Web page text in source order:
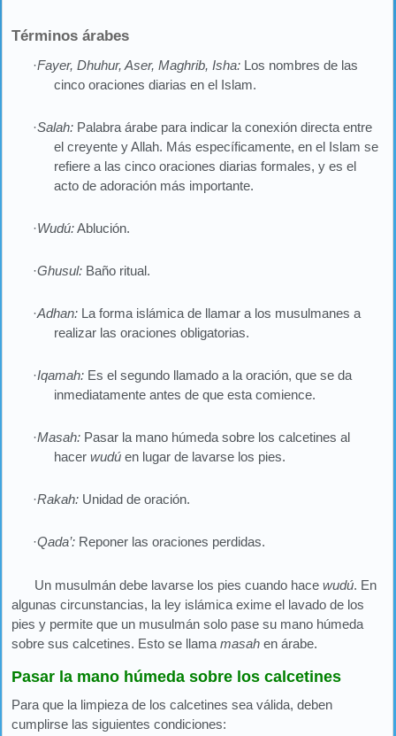
Términos árabes
·Fayer, Dhuhur, Aser, Maghrib, Isha: Los nombres de las
cinco oraciones diarias en el Islam.
·Salah: Palabra árabe para indicar la conexión directa entre
el creyente y Allah. Más específicamente, en el Islam se
refiere a las cinco oraciones diarias formales, y es el
acto de adoración más importante.
·Wudú:Ablución.
·Ghusul: Baño ritual.
·Adhan: La forma islámica de llamar a los musulmanes a
realizar las oraciones obligatorias.
·Iqamah: Es el segundo llamado a la oración, que se da
inmediatamente antes de que esta comience.
·Masah: Pasar la mano húmeda sobre los calcetines al
hacer wudú en lugar de lavarse los pies.
·Rakah: Unidad de oración.
·Qada’: Reponer las oraciones perdidas.
Un musulmán debe lavarse los pies cuando hacewudú. En
algunas circunstancias, la ley islámica exime el lavado de los
pies y permite que un musulmán solo pase su mano húmeda
sobre sus calcetines. Esto se llama masah en árabe.
Pasar la mano húmeda sobre los calcetines
Para que la limpieza de los calcetines sea válida, deben
cumplirse las siguientes condiciones: